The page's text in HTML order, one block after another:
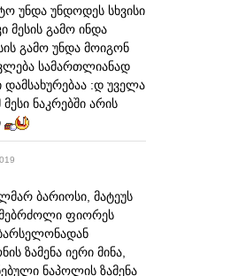
უნდა უნდოდეს სხვისი
მესის გამო ინდა
გამო უნდა მოიგონ
სამართლიანად
:დ უველა
ნაკრებში არის
ბარიოსი, მატეუს
მებრძოლი ფიორეს
ზამენა იერი მინა,
ნაპოლის ზამენა